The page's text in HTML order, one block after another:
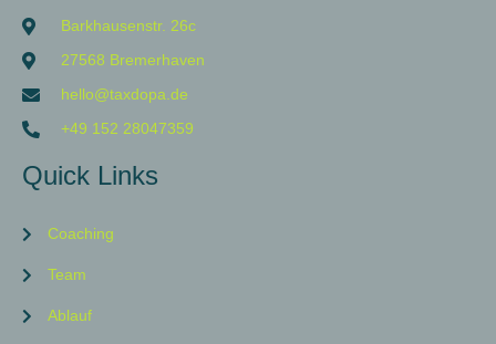
Barkhausenstr. 26c
27568 Bremerhaven
hello@taxdopa.de
+49 152 28047359
Quick Links
Coaching
Team
Ablauf